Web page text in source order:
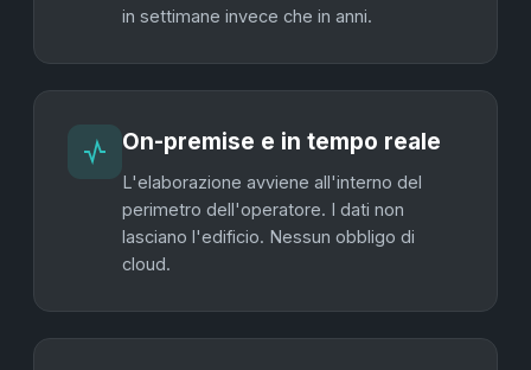
in settimane invece che in anni.
On-premise e in tempo reale
L'elaborazione avviene all'interno del
perimetro dell'operatore. I dati non
lasciano l'edificio. Nessun obbligo di
cloud.